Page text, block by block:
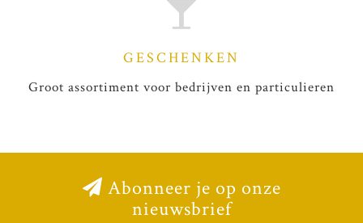
GESCHENKEN
Groot assortiment voor bedrijven en particulieren
Abonneer je op onze
nieuwsbrief